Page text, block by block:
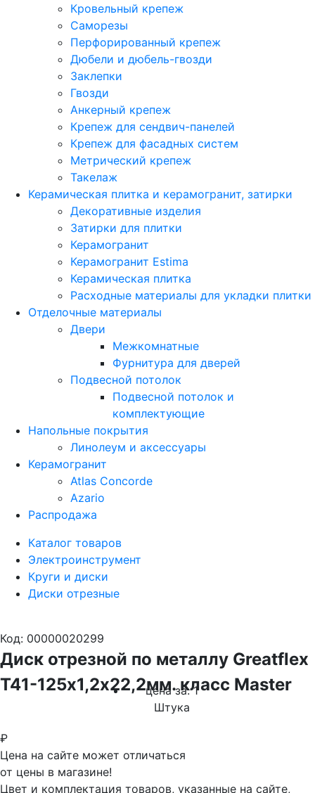
Кровельный крепеж
Саморезы
Перфорированный крепеж
Дюбели и дюбель-гвозди
Заклепки
Гвозди
Анкерный крепеж
Крепеж для сендвич-панелей
Крепеж для фасадных систем
Метрический крепеж
Такелаж
Керамическая плитка и керамогранит, затирки
Декоративные изделия
Затирки для плитки
Керамогранит
Керамогранит Estima
Керамическая плитка
Расходные материалы для укладки плитки
Отделочные материалы
Двери
Межкомнатные
Фурнитура для дверей
Подвесной потолок
Подвесной потолок и
комплектующие
Напольные покрытия
Линолеум и аксессуары
Керамогранит
Atlas Concorde
Azario
Распродажа
Каталог товаров
Электроинструмент
Круги и диски
Диски отрезные
Код: 00000020299
Диск отрезной по металлу Greatflex
Т41-125х1,2х22,2мм. класс Master
цена за: 1
Штука
₽
Цена на сайте может отличаться
от цены в магазине!
Цвет и комплектация товаров, указанные на сайте,